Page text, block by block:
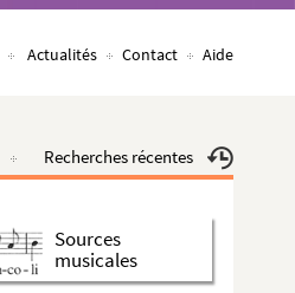
Actualités Contact Aide
Recherches récentes
Sources
musicales